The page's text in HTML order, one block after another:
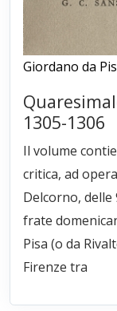
Giordano da
1305-1306
Il volume
critica, ad
Delcorno, delle
frate
Pisa (o da
Firenze tra